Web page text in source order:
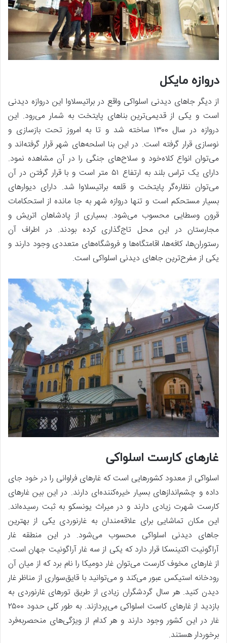
دروازه مایکل
از دیگر جاهای دیدنی اسلواکی واقع در براتیسلاوا این دروازه دیدنی
است و یکی از قدیمی‌ترین بناهای پایتخت به شمار می‌رود. این
دروازه در سال ۱۳۰۰ ساخته شد و تا به امروز تحت بازسازی و
نوسازی قرار گرفته است. در این بنا اسلحه‌های شهر قرار گرفته‌اند و
می‌توان انواع کلاه‌خود و سلاح‌های جنگی را در آن مشاهده نمود.
دارای یک تراس بلند به ارتفاع ۵۱ متر است و با قرار گرفتن در آن
می‌توان نظاره‌گر پایتخت و قلعه براتیسلاوا شد. دارای دیوارهای
بسیار مستحکم است و تنها دروازه شهر به جا مانده از استحکامات
قرون وسطایی محسوب می‌شود. بسیاری از پادشاهان اتریش و
مجارستان در این محل تاج‌گذاری کرده بودند. در اطراف آن
رستوران‌ها، کافه‌ها، اقامتگاه‌ها و فروشگاه‌های متعددی وجود دارند و
یکی از مفرح‌ترین جاهای دیدنی اسلواکی است.
غارهای کارست اسلواکی
اسلواکی از معدود کشورهایی است که غارهای فراوانی را در خود جای
داده و چشم‌اندازهای بسیار خیره‌کننده‌ای دارند. در این بین غارهای
کارست شهرت زیادی دارند و در میراث یونسکو به ثبت رسیده‌اند.
این مکان تماشایی برای علاقه‌مندان به غارنوردی یکی از بهترین
جاهای دیدنی اسلواکی محسوب می‌شود. در این منطقه غار
آراگونیت اکتینسکا قرار دارد که یکی از سه غار آراگونیت جهان است.
از غارهای مخوف کارست می‌توان غار دومیکا را نام برد که از میان آن
رودخانه استیکس عبور می‌کند و می‌توانید با قایق‌سواری از مناظر غار
دیدن کنید. هر سال گردشگران زیادی از طریق تورهای غارنوردی به
بازدید از غارهای کاست اسلواکی می‌پردازند. به طور کلی حدود ۲۵۰۰
غار در این کشور وجود دارند و هر کدام از ویژگی‌های منحصربه‌فرد
برخوردار هستند.